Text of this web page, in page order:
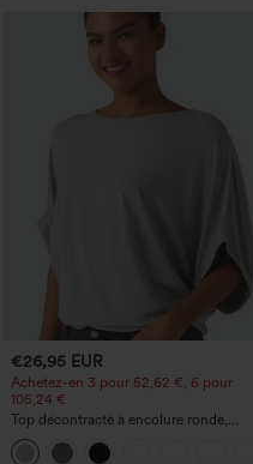
€26,95 EUR
Achetez-en 3 pour 52,62 €, 6 pour
105,24 €
Top décontracté à encolure ronde,
manches chauve-souris et coupe ample